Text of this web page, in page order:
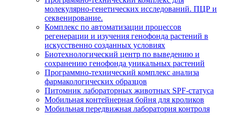
молекулярно-генетических исследований. ПЦР и
секвенирование.
Комплекс по автоматизации процессов
регенерации и изучения генофонда растений в
искусственно созданных условиях
Биотехнологический центр по выведению и
сохранению генофонда уникальных растений
Программно-технический комплекс анализа
фармакологических образцов
Питомник лабораторных животных SPF-статуса
Мобильная контейнерная бойня для кроликов
Мобильная передвижная лаборатория контроля